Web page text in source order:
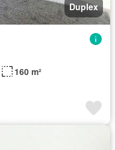
Duplex
160 m²